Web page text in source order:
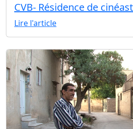
CVB- Résidence de
Lire l'article